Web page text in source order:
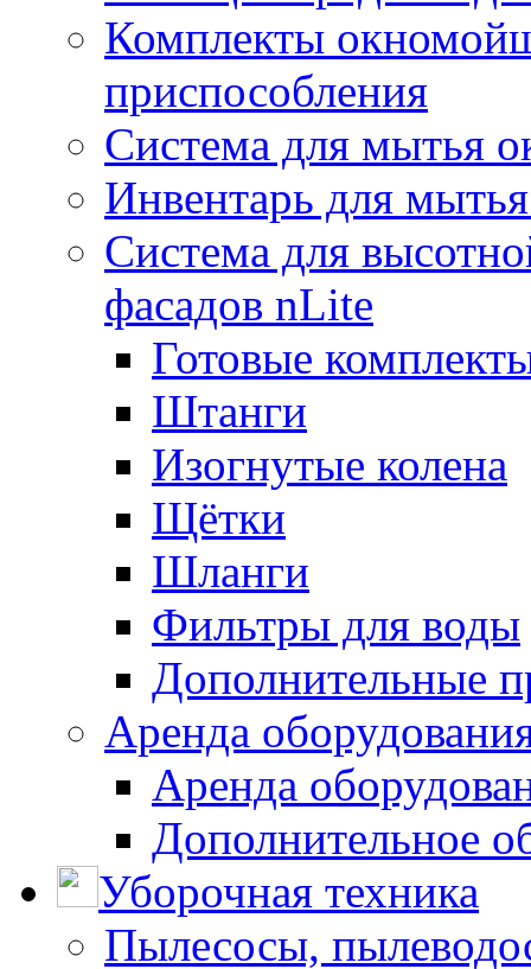
Комплекты
приспособления
Система для мытья
Инвентарь для
Система для
фасадов nLite
Готовые
Штанги
Изогнутые колена
Щётки
Шланги
Фильтры для воды
Дополнительные
Аренда
Аренда
Дополнительное
Уборочная техника
Пылесосы,